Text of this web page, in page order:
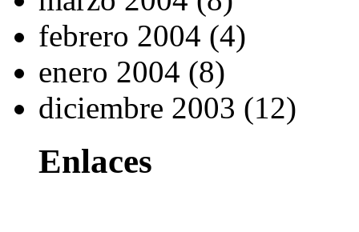
febrero 2004 (4)
enero 2004 (8)
diciembre 2003 (12)
Enlaces